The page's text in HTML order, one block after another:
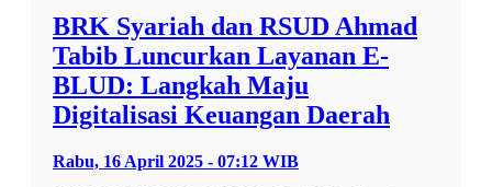
BRK Syariah dan RSUD Ahmad
Tabib Luncurkan Layanan E-
BLUD: Langkah Maju
Digitalisasi Keuangan Daerah
Rabu, 16 April 2025 - 07:12 WIB